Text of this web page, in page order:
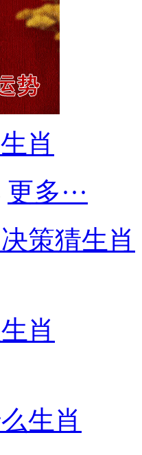
肖
更多···
策猜生肖
肖
生肖